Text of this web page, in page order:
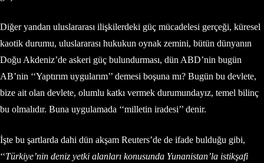
Diğer yandan uluslararası ilişkilerdeki güç mücadelesi gerçeği, küresel
kaotik durumu, uluslararası hukukun oynak zemini, bütün dünyanın
Doğu Akdeniz’de askeri güç bulundurması, dün ABD’nin bugün
AB’nin ‘‘Yaptırım uygularım’’ demesi boşuna mı? Bugün bu devlete,
bize ait olan devlete, olumlu katkı vermek durumundayız, temel bilinç
bu olmalıdır. Buna uygulamada ‘‘milletin iradesi’’ denir.
İşte bu şartlarda dahi dün akşam Reuters’de de ifade bulduğu gibi,
‘‘Türkiye’nin deniz yetki alanları konusunda Yunanistan’la istikşafi